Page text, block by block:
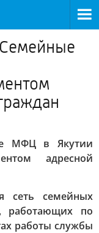
МФЦ в Якутии
адресной
сеть семейных
работающих по
работы службы